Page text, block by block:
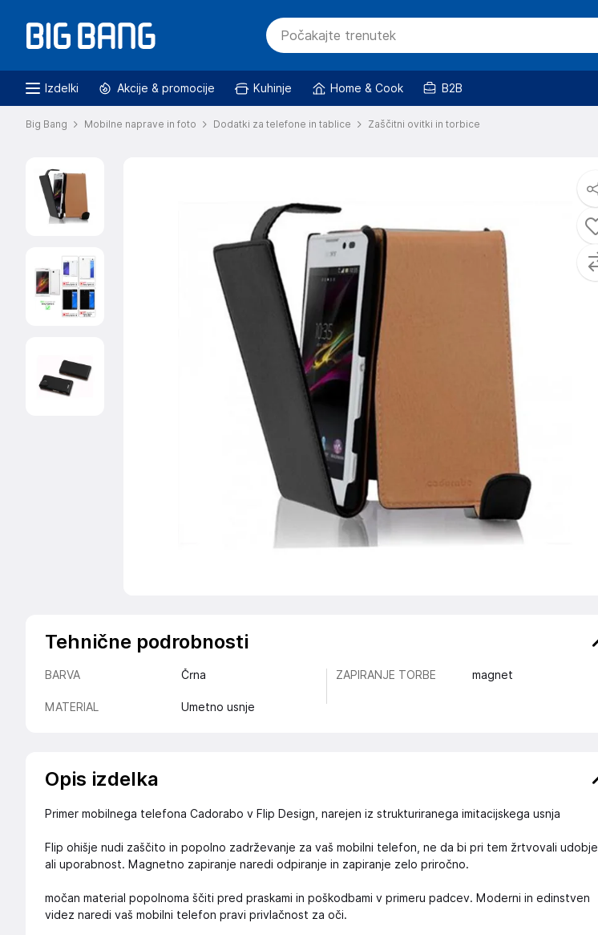
Izdelki Akcije & promocije Kuhinje Home & Cook B2B
Big Bang Mobilne naprave in foto Dodatki za telefone in tablice Zaščitni ovitki in torbice
Tehnične podrobnosti
BARVA Črna ZAPIRANJE TORBE magnet
MATERIAL Umetno usnje
Opis izdelka
Primer mobilnega telefona Cadorabo v Flip Design, narejen iz strukturiranega imitacijskega usnja
Flip ohišje nudi zaščito in popolno zadrževanje za vaš mobilni telefon, ne da bi pri tem žrtvovali udobje
ali uporabnost. Magnetno zapiranje naredi odpiranje in zapiranje zelo priročno.
močan material popolnoma ščiti pred praskami in poškodbami v primeru padcev. Moderni in edinstven
videz naredi vaš mobilni telefon pravi privlačnost za oči.